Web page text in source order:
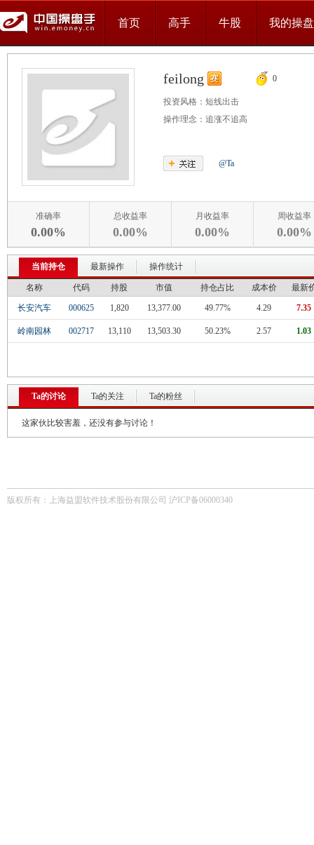
首页 高手 牛股 我的操
feilong 0
投资风格： 短线出击
操作理念： 追涨不追高
@Ta
准确率
0.00%
总收益率
0.00%
月收益率
0.00%
周收益率
0.00%
当前持仓 最新操作 操作统计
名称 代码 持股 市值 持仓占比 成本价 最新
长安汽车 000625 1,820 13,377.00 49.77% 4.29 7.35
岭南园林 002717 13,110 13,503.30 50.23% 2.57 1.03
Ta的讨论 Ta的关注 Ta的粉丝
这家伙比较害羞，还没有参与讨论！
版权所有：上海益盟软件技术股份有限公司 沪ICP备06000340